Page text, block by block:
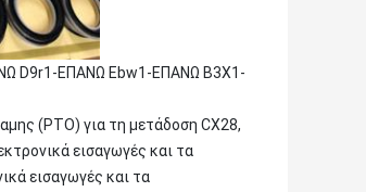
D9r1-ΕΠΑΝΩ Ebw1-ΕΠΑΝΩ B3X1-
(PTO) για τη μετάδοση CX28,
εισαγωγές και τα
εισαγωγές και τα